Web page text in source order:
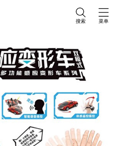
搜索 菜单